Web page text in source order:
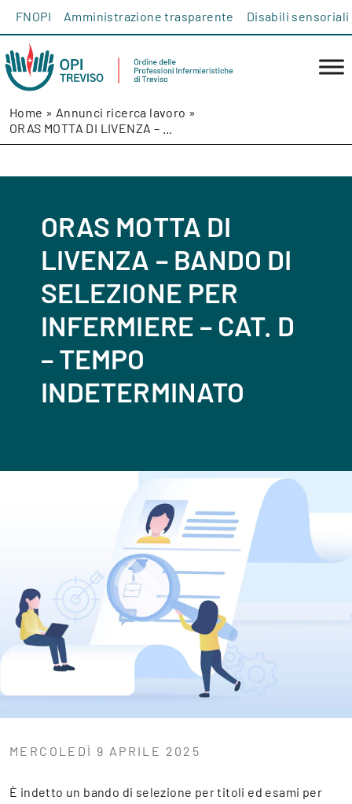
FNOPI Amministrazione trasparente Disabili sensoriali
Home » Annunci ricerca lavoro »
ORAS MOTTA DI LIVENZA – ...
ORAS MOTTA DI
LIVENZA – BANDO DI
SELEZIONE PER
INFERMIERE – CAT. D
– TEMPO
INDETERMINATO
MERCOLEDÌ 9 APRILE 2025
È indetto un bando di selezione per titoli ed esami per